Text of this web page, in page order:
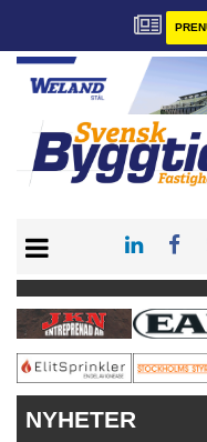
PRENUMERERA
VÅRA ANDRA
ANNONSERA
KONTAKT
NYHETER